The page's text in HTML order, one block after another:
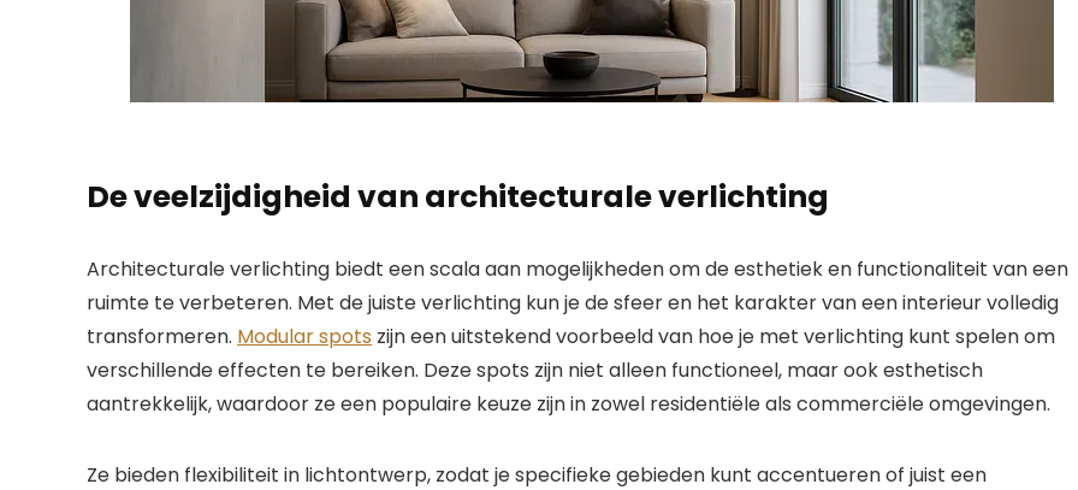
De veelzijdigheid van architecturale verlichting
Architecturale verlichting biedt een scala aan mogelijkheden om de esthetiek en functionaliteit van een
ruimte te verbeteren. Met de juiste verlichting kun je de sfeer en het karakter van een interieur volledig
transformeren. Modular spots zijn een uitstekend voorbeeld van hoe je met verlichting kunt spelen om
verschillende effecten te bereiken. Deze spots zijn niet alleen functioneel, maar ook esthetisch
aantrekkelijk, waardoor ze een populaire keuze zijn in zowel residentiële als commerciële omgevingen.
Ze bieden flexibiliteit in lichtontwerp, zodat je specifieke gebieden kunt accentueren of juist een